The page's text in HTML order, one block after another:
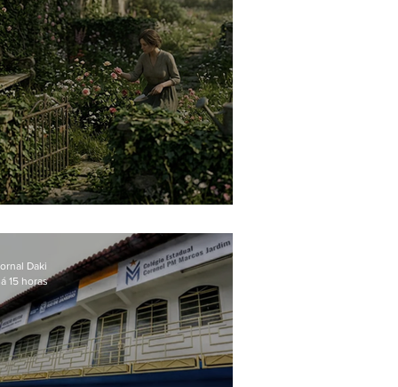
Daki
15 horas